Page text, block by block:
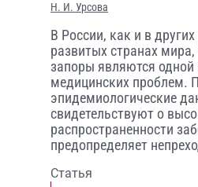
Н. И. Урсова
В России, как и в
развитых странах мира,
запоры являются одной
медицинских проблем.
эпидемиологические
свидетельствуют о
распространенности
предопределяет
Статья